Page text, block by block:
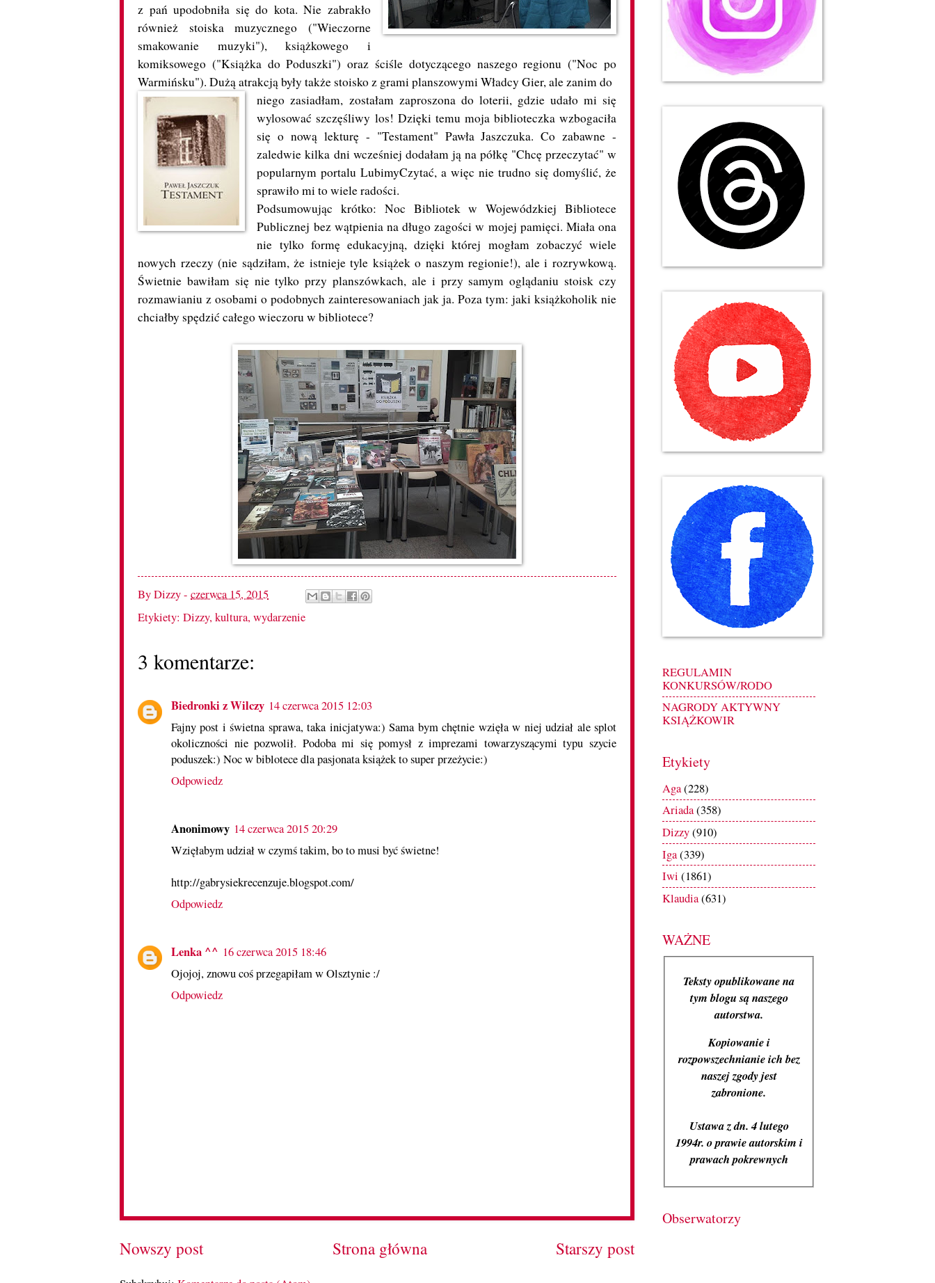
z pań upodobniła się do kota. Nie zabrakło
również stoiska muzycznego ("Wieczorne
smakowanie muzyki"), książkowego i
komiksowego ("Książka do Poduszki") oraz ściśle dotyczącego naszego regionu ("Noc po
Warmińsku"). Dużą atrakcją były także stoisko z grami planszowymi Władcy Gier, ale zanim do
niego zasiadłam, zostałam zaproszona do loterii, gdzie udało mi się
wylosować szczęśliwy los! Dzięki temu moja biblioteczka wzbogaciła
się o nową lekturę - "Testament" Pawła Jaszczuka. Co zabawne -
zaledwie kilka dni wcześniej dodałam ją na półkę "Chcę przeczytać" w
popularnym portalu LubimyCzytać, a więc nie trudno się domyślić, że
sprawiło mi to wiele radości.
Podsumowując krótko: Noc Bibliotek w Wojewódzkiej Bibliotece
Publicznej bez wątpienia na długo zagości w mojej pamięci. Miała ona
nie tylko formę edukacyjną, dzięki której mogłam zobaczyć wiele
nowych rzeczy (nie sądziłam, że istnieje tyle książek o naszym regionie!), ale i rozrywkową.
Świetnie bawiłam się nie tylko przy planszówkach, ale i przy samym oglądaniu stoisk czy
rozmawianiu z osobami o podobnych zainteresowaniach jak ja. Poza tym: jaki książkoholik nie
chciałby spędzić całego wieczoru w bibliotece?
ByDizzy- czerwca 15, 2015
Etykiety: Dizzy,kultura,wydarzenie
3 komentarze:
Biedronki z Wilczy 14 czerwca 2015 12:03
Fajny post i świetna sprawa, taka inicjatywa:) Sama bym chętnie wzięła w niej udział ale splot
okoliczności nie pozwolił. Podoba mi się pomysł z imprezami towarzyszącymi typu szycie
poduszek:) Noc w biblotece dla pasjonata książek to super przeżycie:)
Odpowiedz
Anonimowy 14 czerwca 2015 20:29
Wzięłabym udział w czymś takim, bo to musi być świetne!
http://gabrysiekrecenzuje.blogspot.com/
Odpowiedz
Lenka ^^ 16 czerwca 2015 18:46
Ojojoj, znowu coś przegapiłam w Olsztynie :/
Odpowiedz
Nowszy post Starszy post
Strona główna
REGULAMIN
KONKURSÓW/RODO
NAGRODY AKTYWNY
KSIĄŻKOWIR
Etykiety
Aga(228)
Ariada(358)
Dizzy(910)
Iga(339)
Iwi (1861)
Klaudia(631)
WAŻNE
Teksty opublikowane na
tym blogu są naszego
autorstwa.
Kopiowanie i
rozpowszechnianie ich bez
naszej zgody jest
zabronione.
Ustawa z dn. 4 lutego
1994r. o prawie autorskim i
prawach pokrewnych
Obserwatorzy